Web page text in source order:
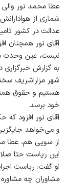
عطا محمد نور
شماری از
عدالت در کشور
آقای نور همچنان
نیست، عین وحدت
به گزارش
شهر مزاراشریف
هستیم و حقوق
خود برسد.
آقای نور افزود
و می‌خواهد
از سویی هم، عطا
این ریاست حتا
مشاوران چه